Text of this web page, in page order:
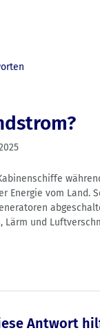
Energie vom Land.
Lärm und
Antwort